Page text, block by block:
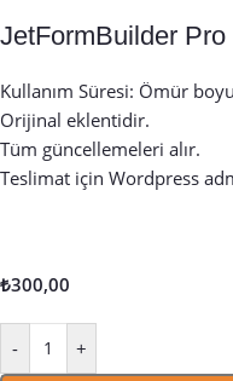
JetFormBuilder Pro
Kullanım Süresi: Ömür
Orijinal eklentidir.
Tüm güncellemeleri alır.
Teslimat için Wordpress
₺300,00
- +